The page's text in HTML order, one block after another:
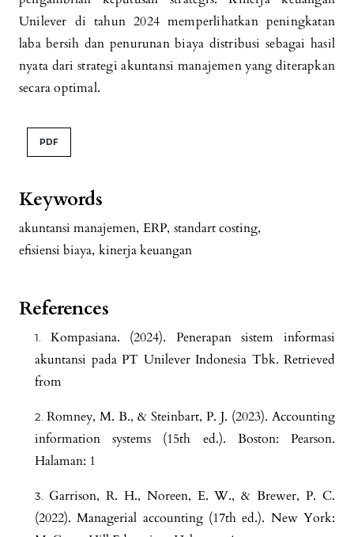
Keywords
akuntansi manajemen, ERP, standart costing,
efisiensi biaya, kinerja keuangan
Unilever di tahun 2024 memperlihatkan peningkatan
laba bersih dan penurunan biaya distribusi sebagai hasil
nyata dari strategi akuntansi manajemen yang diterapkan
secara optimal.
PDF
References
Kompasiana. (2024). Penerapan sistem informasi
akuntansi pada PT Unilever Indonesia Tbk. Retrieved
from
Romney, M. B., & Steinbart, P. J. (2023). Accounting
information systems (15th ed.). Boston: Pearson.
Halaman: 1
Garrison, R. H., Noreen, E. W., & Brewer, P. C.
(2022). Managerial accounting (17th ed.). New York: